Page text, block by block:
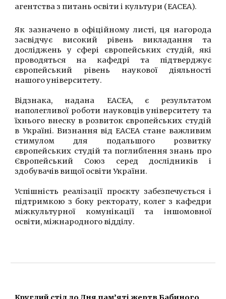
агентства з питань освіти і культури (EACEA).
Як зазначено в офіційному листі, ця нагорода
засвідчує високий рівень викладання та
досліджень у сфері європейських студій, які
проводяться на кафедрі та підтверджує
європейський рівень наукової діяльності
нашого університету.
Відзнака, надана EACEA, є результатом
наполегливої роботи науковців університету та
їхнього внеску в розвиток європейських студій
в Україні. Визнання від EACEA стане важливим
стимулом для подальшого розвитку
європейських студій та поглиблення знань про
Європейський Союз серед дослідників і
здобувачів вищої освіти України.
Успішність реалізації проєкту забезпечується і
підтримкою з боку ректорату, колег з кафедри
міжкультурної комунікації та іншомовної
освіти, міжнародного відділу.